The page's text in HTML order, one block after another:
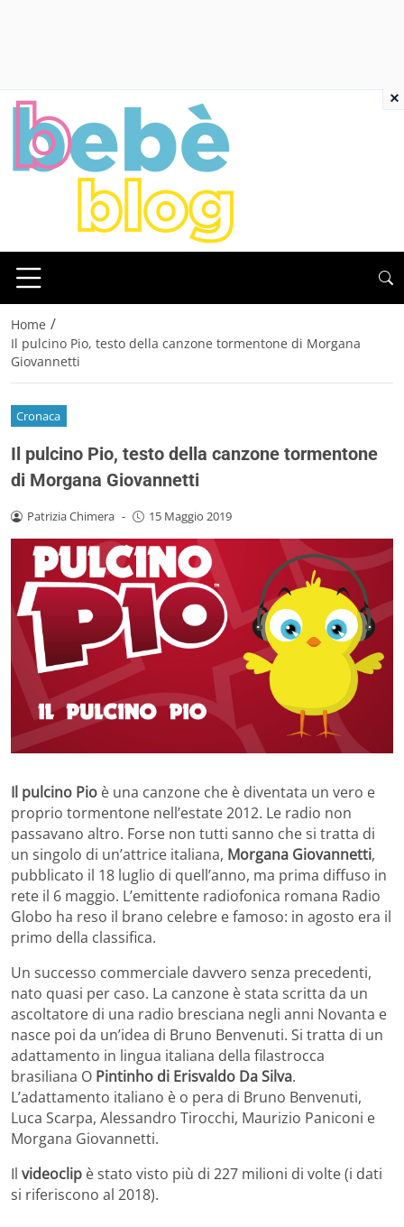
Home /
Il pulcino Pio, testo della canzone tormentone di Morgana
Giovannetti
Cronaca
Il pulcino Pio, testo della canzone tormentone
di Morgana Giovannetti
Patrizia Chimera - 15 Maggio 2019
Il pulcino Pio è una canzone che è diventata un vero e
proprio tormentone nell’estate 2012. Le radio non
passavano altro. Forse non tutti sanno che si tratta di
un singolo di un’attrice italiana, Morgana Giovannetti,
pubblicato il 18 luglio di quell’anno, ma prima diffuso in
rete il 6 maggio. L’emittente radiofonica romana Radio
Globo ha reso il brano celebre e famoso: in agosto era il
primo della classifica.
Un successo commerciale davvero senza precedenti,
nato quasi per caso. La canzone è stata scritta da un
ascoltatore di una radio bresciana negli anni Novanta e
nasce poi da un’idea di Bruno Benvenuti. Si tratta di un
adattamento in lingua italiana della filastrocca
brasiliana O Pintinho di Erisvaldo Da Silva.
L’adattamento italiano è o pera di Bruno Benvenuti,
Luca Scarpa, Alessandro Tirocchi, Maurizio Paniconi e
Morgana Giovannetti.
Il videoclip è stato visto più di 227 milioni di volte (i dati
si riferiscono al 2018).
×